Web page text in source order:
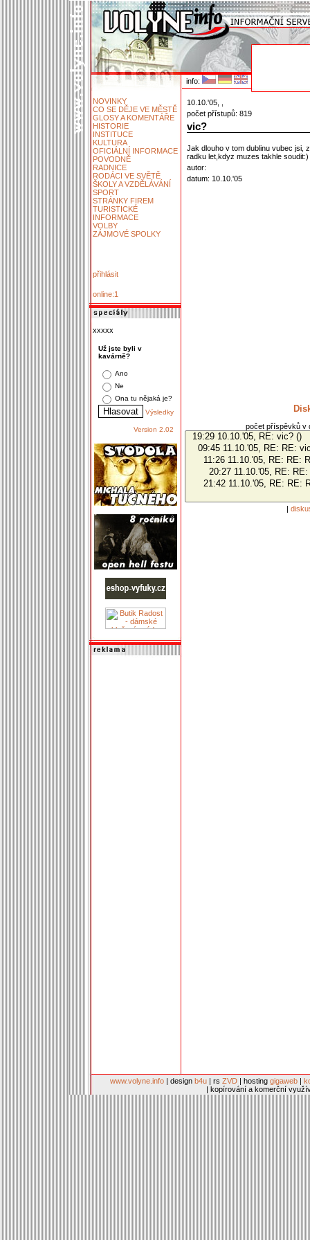
info:
NOVINKY
CO SE DĚJE VE MĚSTĚ
GLOSY A KOMENTÁŘE
HISTORIE
INSTITUCE
KULTURA
OFICIÁLNÍ INFORMACE
POVODNĚ
RADNICE
RODÁCI VE SVĚTĚ
ŠKOLY A VZDĚLÁVÁNÍ
SPORT
STRÁNKY FIREM
TURISTICKÉ
INFORMACE
VOLBY
ZÁJMOVÉ SPOLKY
přihlásit
online:1
xxxxx
Už jste byli v
kavárně?
Ano
Ne
Ona tu nějaká je?
Výsledky
Version 2.02
10.10.'05, ,
počet přístupů: 819
vic?
Jak dlouho v tom dublinu vubec jsi,
radku let,kdyz muzes takhle soudit:)
autor:
datum: 10.10.'05
počet příspěvků v
|
www.volyne.info | design b4u | rs ZVD | hosting gigaweb |
| kopírování a komerční